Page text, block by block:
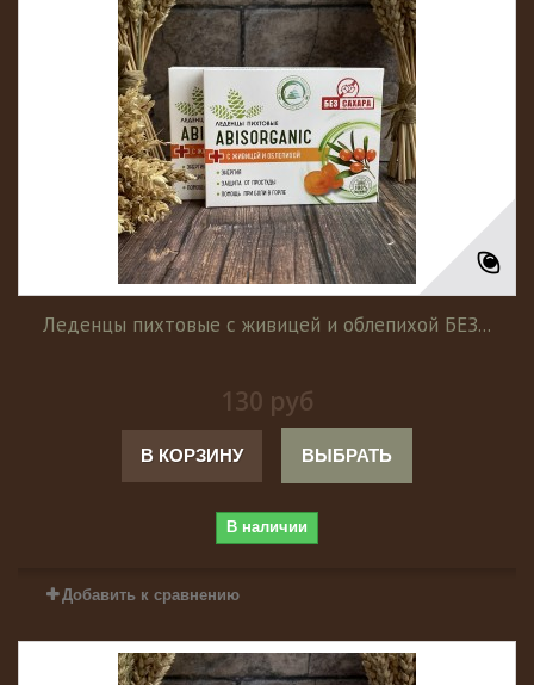
Леденцы пихтовые с живицей и облепихой БЕЗ...
130 руб
В КОРЗИНУ ВЫБРАТЬ
В наличии
Добавить к сравнению